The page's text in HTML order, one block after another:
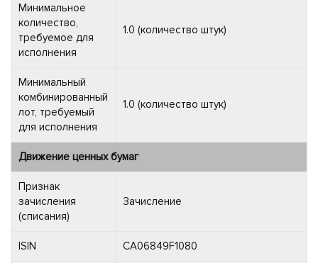
Минимальное
количество,
требуемое для
исполнения
1.0 (количество штук)
Минимальный
комбинированный
лот, требуемый
для исполнения
1.0 (количество штук)
Движение ценных бумаг
Признак
зачисления
(списания)
Зачисление
ISIN CA06849F1080